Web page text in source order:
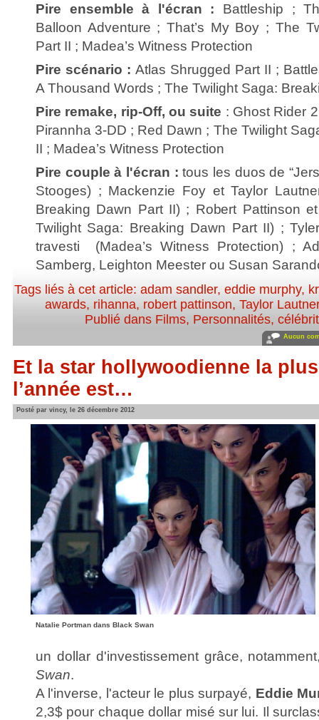
Pire ensemble à l'écran : Battleship ;
Balloon Adventure ; That’s My Boy ; The
Part II ; Madea’s Witness Protection
Pire scénario : Atlas Shrugged Part II ;
A Thousand Words ; The Twilight Saga:
Pire remake, rip-Off, ou suite : Ghost Rider
Pirannha 3-DD ; Red Dawn ; The Twilight
II ; Madea’s Witness Protection
Pire couple à l'écran : tous les duos de
Stooges) ; Mackenzie Foy et Taylor
Breaking Dawn Part II) ; Robert Pattinson
Twilight Saga: Breaking Dawn Part II) ;
travesti (Madea’s Witness Protection) ;
Samberg, Leighton Meester ou Susan
Tags liés à cet article:adam sandler,eddie murphy,
awards, rihanna, robert pattinson, Taylor Lautner
Publié dans Films, Personnalités,
Aucun
Et la star hollywoodienne la
l’année est…
Posté par vincy, le 26 décembre 2012
Natalie Portman dans Black Swan
un dollar d'investissement grâce,
Swan.
A l'inverse, l'acteur le plus surpayé, Eddie
2,3$ pour chaque dollar misé sur lui. Il